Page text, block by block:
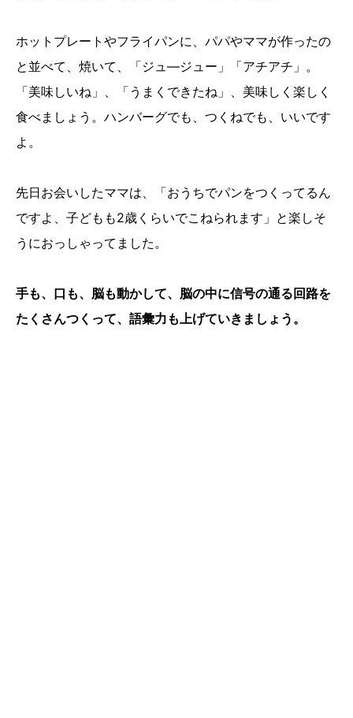
ホットプレートやフライパンに、パパやママが作ったの
と並べて、焼いて、「ジュ―ジュー」「アチアチ」。
「美味しいね」、「うまくできたね」、美味しく楽しく
食べましょう。ハンバーグでも、つくねでも、いいです
よ。
先日お会いしたママは、「おうちでパンをつくってるん
ですよ、子どもも2歳くらいでこねられます」と楽しそ
うにおっしゃってました。
手も、口も、脳も動かして、脳の中に信号の通る回路を
たくさんつくって、語彙力も上げていきましょう。